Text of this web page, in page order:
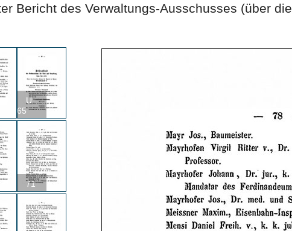
Bericht des Verwaltungs-Ausschusses
U
65
71